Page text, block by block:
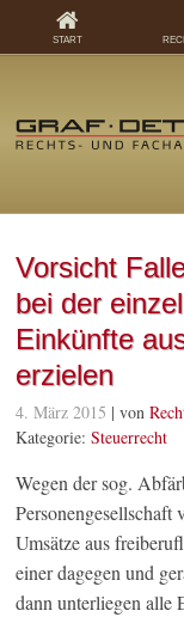
Vorsicht
bei der
Einkünfte
erzielen
4. März 2015 | von
Kategorie:Steuerrecht
Wegen der sog.
Umsätze aus
einer dagegen und
dann unterliegen alle
START